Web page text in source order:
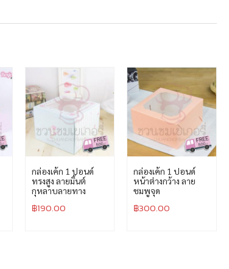
กล่องเค้ก 1 ปอนด์
ทรงสูง ลายมิ้นต์
กุหลาบลายทาง
฿190.00
กล่องเค้ก 1 ปอนด์
หน้าต่างกว้าง ลาย
ชมพูจุด
฿300.00